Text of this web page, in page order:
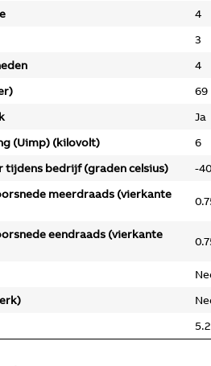
4
3
4
69
Ja
(Uimp) (kilovolt)
6
bedrijf (graden celsius)
-
meerdraads (vierkante
eendraads (vierkante
5.2